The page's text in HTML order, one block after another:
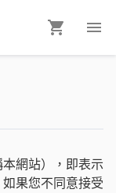
網站），即表示
果您不同意接受